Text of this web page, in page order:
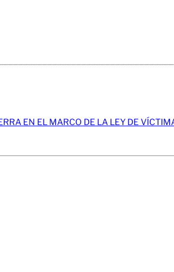
EN EL MARCO DE LA LEY DE